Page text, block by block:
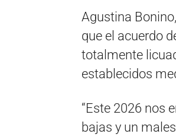
Agustina
que el acuerdo
totalmente
establecidos
“Este 2026 nos
bajas y un